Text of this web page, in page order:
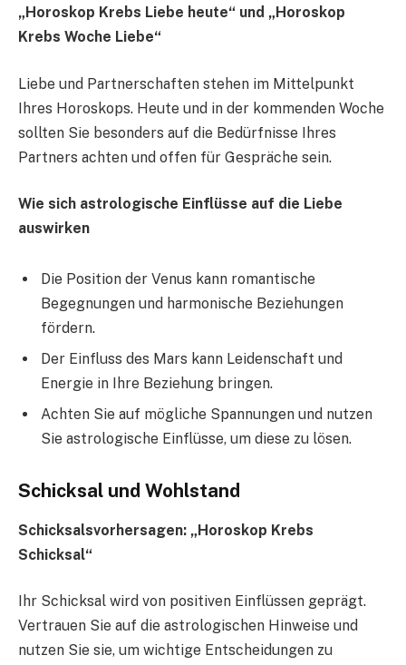
„Horoskop Krebs Liebe heute“ und „Horoskop
Krebs Woche Liebe“
Liebe und Partnerschaften stehen im Mittelpunkt
Ihres Horoskops. Heute und in der kommenden Woche
sollten Sie besonders auf die Bedürfnisse Ihres
Partners achten und offen für Gespräche sein.
Wie sich astrologische Einflüsse auf die Liebe
auswirken
Die Position der Venus kann romantische
Begegnungen und harmonische Beziehungen
fördern.
Der Einfluss des Mars kann Leidenschaft und
Energie in Ihre Beziehung bringen.
Achten Sie auf mögliche Spannungen und nutzen
Sie astrologische Einflüsse, um diese zu lösen.
Schicksal und Wohlstand
Schicksalsvorhersagen: „Horoskop Krebs
Schicksal“
Ihr Schicksal wird von positiven Einflüssen geprägt.
Vertrauen Sie auf die astrologischen Hinweise und
nutzen Sie sie, um wichtige Entscheidungen zu